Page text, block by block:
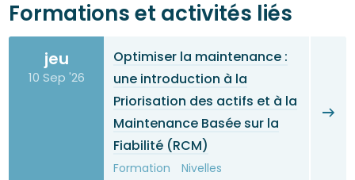
Formations et activités liés
jeu
10 Sep '26
Optimiser la maintenance :
une introduction à la
Priorisation des actifs et à la
Maintenance Basée sur la
Fiabilité (RCM)
Formation Nivelles